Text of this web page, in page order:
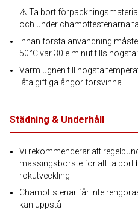
⚠️ Ta bort
och under chamottestenarna
Innan första användning
50°C var 30:e minut tills
Värm ugnen till högsta
låta giftiga ångor försvinna
Städning & Underhåll
Vi rekommenderar att
mässingsborste för att ta bort
rökutveckling
Chamottstenar får inte
kan uppstå